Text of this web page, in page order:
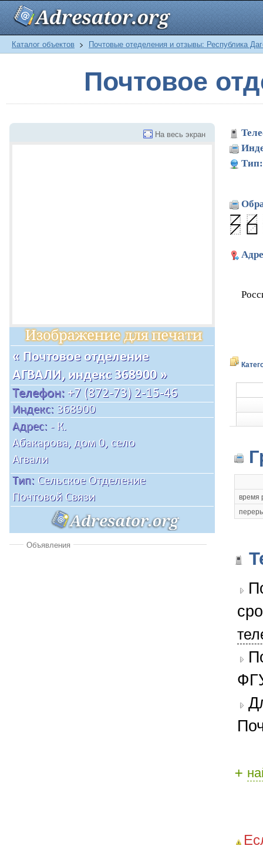
Каталог объектов > Почтовые отеделения и отзывы: Республика
Почтовое
На весь экран
Объявления
Тип:
время
+